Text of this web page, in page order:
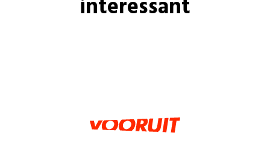
interessant